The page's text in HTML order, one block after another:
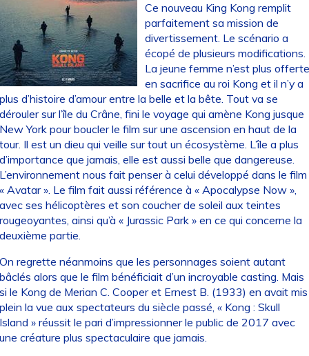
Ce nouveau King Kong remplit
parfaitement sa mission de
divertissement. Le scénario a
écopé de plusieurs modifications.
La jeune femme n’est plus
en sacrifice au roi Kong et il n’y a
d’histoire d’amour entre la belle et la bête. Tout va se
sur l’île du Crâne, fini le voyage qui amène Kong jusque
York pour boucler le film sur une ascension en haut de la
Il est un dieu qui veille sur tout un écosystème. L’île a plus
que jamais, elle est aussi belle que dangereuse.
nous fait penser à celui développé dans le film
Avatar ». Le film fait aussi référence à « Apocalypse Now »,
ses hélicoptères et son coucher de soleil aux teintes
ainsi qu’à « Jurassic Park » en ce qui concerne la
partie.
regrette néanmoins que les personnages soient autant
alors que le film bénéficiait d’un incroyable casting. Mais
le Kong de Merian C. Cooper et Ernest B. (1933) en avait mis
la vue aux spectateurs du siècle passé, « Kong : Skull
» réussit le pari d’impressionner le public de 2017 avec
créature plus spectaculaire que jamais.